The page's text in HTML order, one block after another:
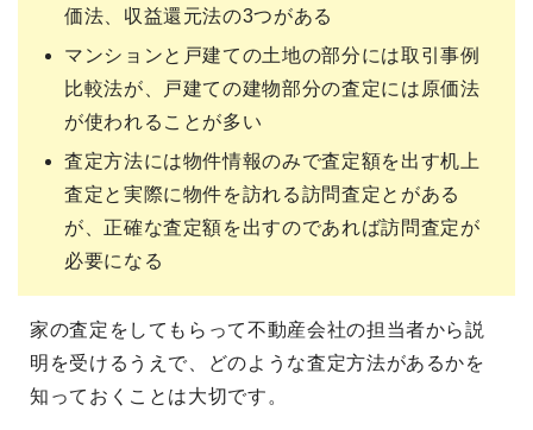
価法、収益還元法の3つがある
マンションと戸建ての土地の部分には取引事例
比較法が、戸建ての建物部分の査定には原価法
が使われることが多い
査定方法には物件情報のみで査定額を出す机上
査定と実際に物件を訪れる訪問査定とがある
が、正確な査定額を出すのであれば訪問査定が
必要になる
家の査定をしてもらって不動産会社の担当者から説
明を受けるうえで、どのような査定方法があるかを
知っておくことは大切です。